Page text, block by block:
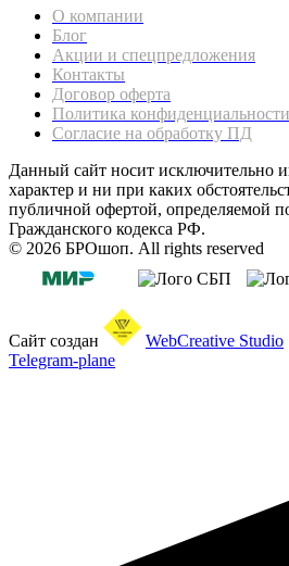
О компании
Блог
Акции и спецпредложения
Контакты
Договор оферта
Политика конфиденциальности
Согласие на обработку ПД
Данный сайт носит исключительно
характер и ни при каких
публичной офертой, определяемой
Гражданского кодекса РФ.
© 2026 БРОшоп. All rights reserved
Сайт создан
WebCreative Studio
Telegram-plane